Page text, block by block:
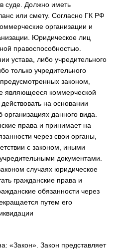
суде. Должно иметь
или смету. Согласно ГК РФ
организации и
Юридическое лиц
правоспособностью.
устава, либо учредительного
только учредительного
законом,
являющееся коммерческой
на основании
данного вида.
права и принимает на
через свои органы,
с законом, иными
документами.
случаях юридическое
гражданские права и
обязанности через
путем его
«Закон». Закон представляет